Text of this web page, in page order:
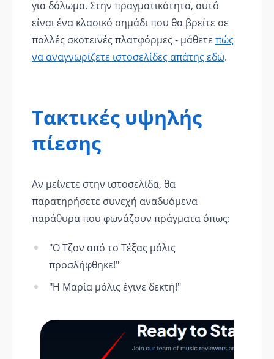
για δόλωμα. Στην πραγματικότητα, αυτό
είναι ένα κλασικό σημάδι που θα βρείτε σε
πολλές σκοτεινές πλατφόρμες - μάθετε πώς
να αναγνωρίζετε ιστοσελίδες απάτης εδώ.
Τακτικές υψηλής
πίεσης
Αν μείνετε στην ιστοσελίδα, θα
παρατηρήσετε συνεχή αναδυόμενα
παράθυρα που φωνάζουν πράγματα όπως:
"Ο Τζον από το Τέξας μόλις
προσλήφθηκε!"
"Η Μαρία μόλις έγινε δεκτή!"